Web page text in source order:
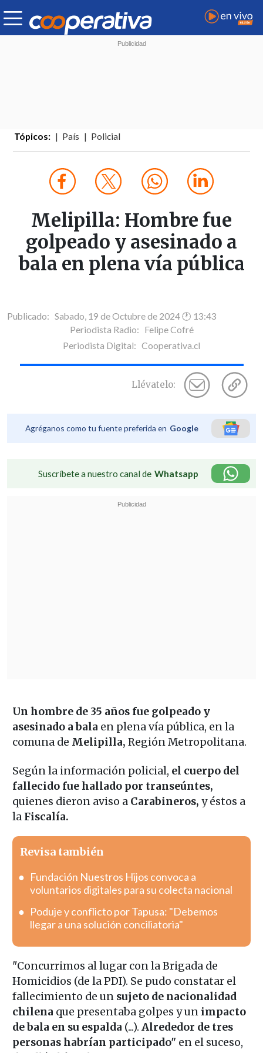
Tópicos: País Policial
Melipilla: Hombre fue
golpeado y asesinado a
bala en plena vía pública
Publicado: Sabado, 19 de Octubre de 2024 🕐 13:43
Periodista Radio: Felipe Cofré
Periodista Digital: Cooperativa.cl
Llévatelo:
Agréganos como tu fuente preferida en Google
Suscríbete a nuestro canal de Whatsapp
Un hombre de 35 años fue golpeado y
asesinado a bala en plena vía pública, en la
comuna de Melipilla, Región Metropolitana.
Según la información policial, el cuerpo del
fallecido fue hallado por transeúntes,
quienes dieron aviso a Carabineros, y éstos a
la Fiscalía.
Revisa también
Fundación Nuestros Hijos convoca a
voluntarios digitales para su colecta nacional
Poduje y conflicto por Tapusa: "Debemos
llegar a una solución conciliatoria"
"Concurrimos al lugar con la Brigada de
Homicidios (de la PDI). Se pudo constatar el
fallecimiento de un sujeto de nacionalidad
chilena que presentaba golpes y un impacto
de bala en su espalda (...). Alrededor de tres
personas habrían participado" en el suceso,